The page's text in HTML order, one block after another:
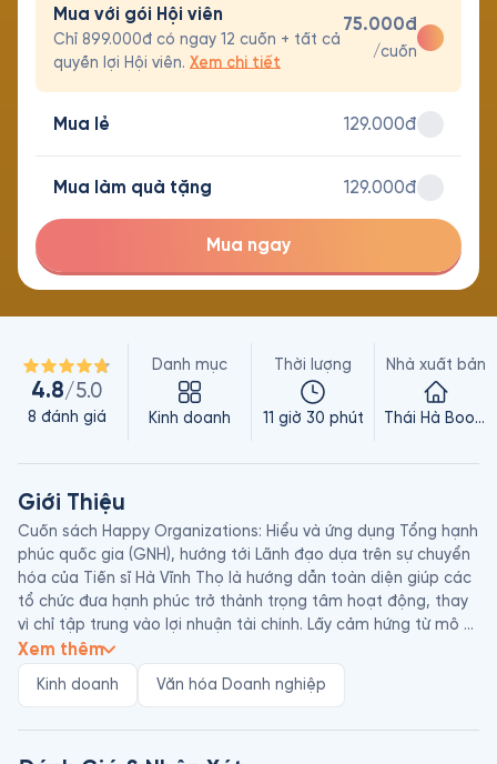
Mua với gói Hội viên
Chỉ 899.000đ có ngay 12 cuốn + tất cả
quyền lợi Hội viên. Xem chi tiết
75.000đ
/cuốn
Mua lẻ 129.000đ
Mua làm quà tặng 129.000đ
Mua ngay
4.8/5.0
8 đánh giá
Danh mục
Kinh doanh
Thời lượng
11 giờ 30 phút
Nhà xuất bản
Thái Hà Books
Giới Thiệu
Cuốn sách Happy Organizations: Hiểu và ứng dụng Tổng hạnh
phúc quốc gia (GNH), hướng tới Lãnh đạo dựa trên sự chuyển
hóa của Tiến sĩ Hà Vĩnh Thọ là hướng dẫn toàn diện giúp các
tổ chức đưa hạnh phúc trở thành trọng tâm hoạt động, thay
vì chỉ tập trung vào lợi nhuận tài chính. Lấy cảm hứng từ mô
hình Tổng Hạnh phúc Quốc gia (GNH) của Bhutan, tác giả
nhiều góc nhìn khoa học, nhân văn và thực tiễn.
Xem thêm
Kinh doanh Văn hóa Doanh nghiệp